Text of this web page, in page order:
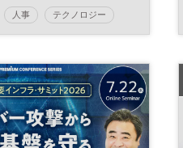
人事 テクノロジー